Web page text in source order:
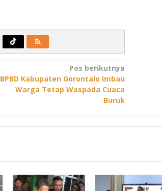
Pos berikutnya
BPBD Kabupaten Gorontalo Imbau
Warga Tetap Waspada Cuaca
Buruk